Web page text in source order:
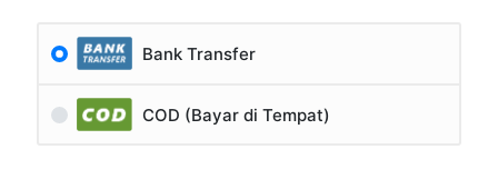
Bank Transfer
COD (Bayar di Tempat)